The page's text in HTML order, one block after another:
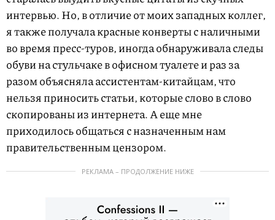
интервью. Но, в отличие от моих западных коллег,
я также получала красные конверты с наличными
во время пресс-туров, иногда обнаруживала следы
обуви на стульчаке в офисном туалете и раз за
разом объясняла ассистентам-китайцам, что
нельзя приносить статьи, которые слово в слово
скопированы из интернета. А еще мне
приходилось общаться с назначенным нам
правительственным цензором.
РЕКЛАМА – ПРОДОЛЖЕНИЕ НИЖЕ